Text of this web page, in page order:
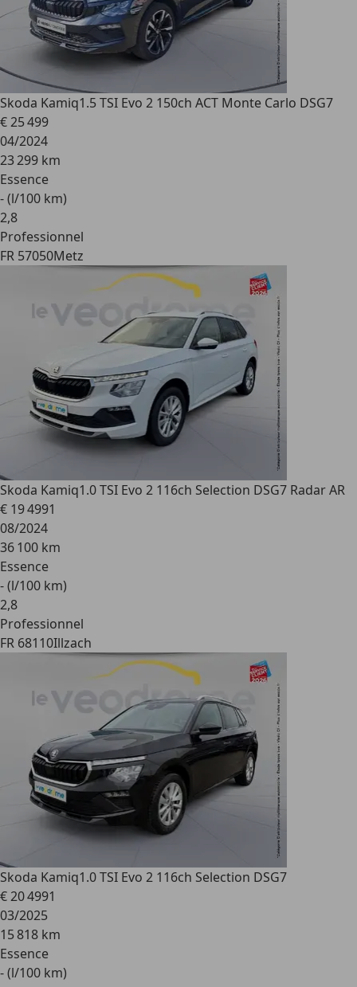
Skoda Kamiq1.5 TSI Evo 2 150ch ACT Monte Carlo DSG7
€ 25 499
04/2024
23 299 km
Essence
- (l/100 km)
2,8
Professionnel
FR 57050Metz
Skoda Kamiq1.0 TSI Evo 2 116ch Selection DSG7 Radar AR
€ 19 4991
08/2024
36 100 km
Essence
- (l/100 km)
2,8
Professionnel
FR 68110Illzach
Skoda Kamiq1.0 TSI Evo 2 116ch Selection DSG7
€ 20 4991
03/2025
15 818 km
Essence
- (l/100 km)